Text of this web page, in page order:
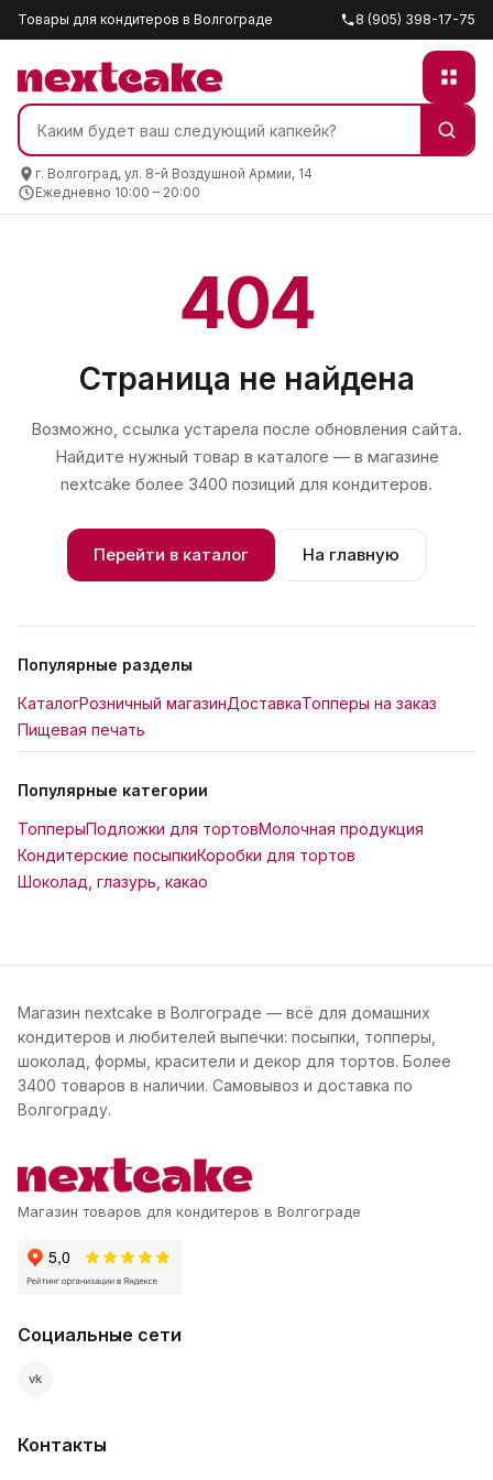
Товары для кондитеров в Волгограде 8 (905) 398-17-75
г. Волгоград, ул. 8-й Воздушной Армии, 14
Ежедневно 10:00 – 20:00
404
Страница не найдена
Возможно, ссылка устарела после обновления сайта.
Найдите нужный товар в каталоге — в магазине
nextcake более 3400 позиций для кондитеров.
Перейти в каталог На главную
Популярные разделы
КаталогРозничный магазинДоставкаТопперы на заказ
Пищевая печать
Популярные категории
ТопперыПодложки для тортовМолочная продукция
Кондитерские посыпкиКоробки для тортов
Шоколад, глазурь, какао
Магазин nextcake в Волгограде — всё для домашних
кондитеров и любителей выпечки: посыпки, топперы,
шоколад, формы, красители и декор для тортов. Более
3400 товаров в наличии. Самовывоз и доставка по
Волгограду.
Магазин товаров для кондитеров в Волгограде
Социальные сети
vk
Контакты